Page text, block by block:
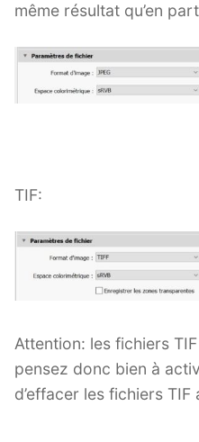
même résultat qu’en
TIF:
Attention: les fichiers
pensez donc bien à
d’effacer les fichiers